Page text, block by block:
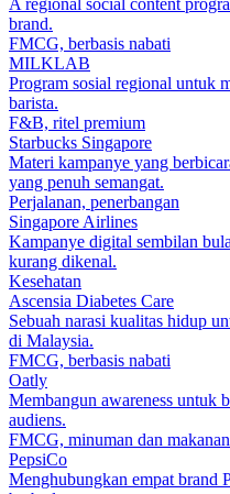
A regional social content
brand.
FMCG, berbasis nabati
MILKLAB
Program sosial regional untuk
barista.
F&B, ritel premium
Starbucks Singapore
Materi kampanye yang
yang penuh semangat.
Perjalanan, penerbangan
Singapore Airlines
Kampanye digital sembilan
kurang dikenal.
Kesehatan
Ascensia Diabetes Care
Sebuah narasi kualitas hidup
di Malaysia.
FMCG, berbasis nabati
Oatly
Membangun awareness untuk
audiens.
FMCG, minuman dan
PepsiCo
Menghubungkan empat brand